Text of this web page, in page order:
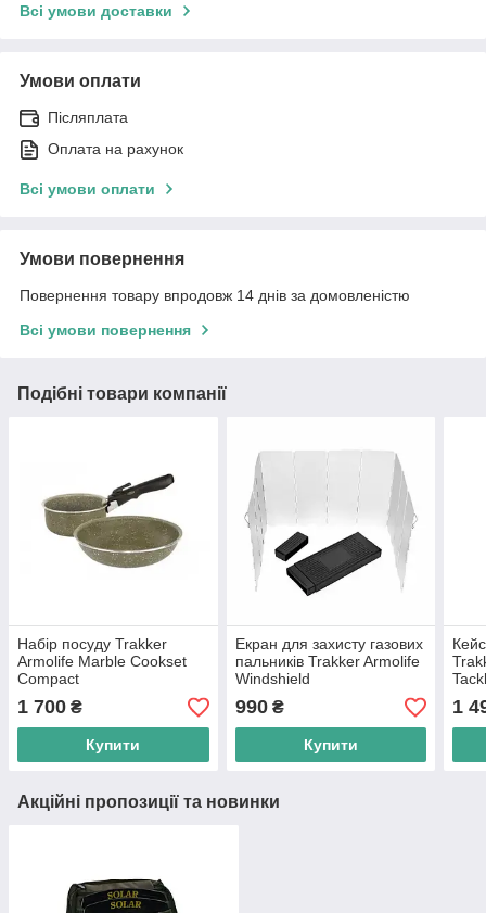
Всі умови доставки
Умови оплати
Післяплата
Оплата на рахунок
Всі умови оплати
Умови повернення
Повернення товару впродовж 14 днів за домовленістю
Всі умови повернення
Подібні товари компанії
Набір посуду Trakker
Armolife Marble Cookset
Compact
1 700 ₴
Купити
Екран для захисту газових
пальників Trakker Armolife
Windshield
990₴
Купити
1
Акційні пропозиції та новинки